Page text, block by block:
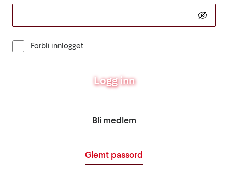
Forbli innlogget
Logg inn
Bli medlem
Glemt passord